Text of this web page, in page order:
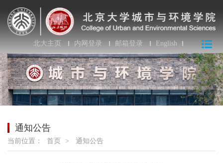
北大主页 内网登录 邮箱登录 English
通知公告
当前位置： 首页 > 通知公告